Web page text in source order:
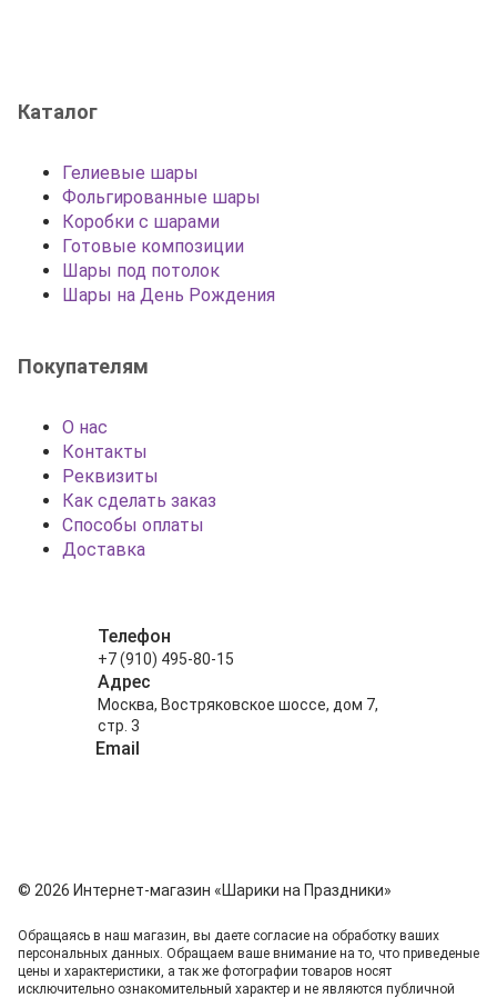
Каталог
Гелиевые шары
Фольгированные шары
Коробки с шарами
Готовые композиции
Шары под потолок
Шары на День Рождения
Покупателям
О нас
Контакты
Реквизиты
Как сделать заказ
Способы оплаты
Доставка
Телефон
+7 (910) 495-80-15
Адрес
Москва, Востряковское шоссе, дом 7,
стр. 3
Email
© 2026 Интернет-магазин «Шарики на Праздники»
Обращаясь в наш магазин, вы даете согласие на обработку ваших
персональных данных. Oбращаем вaше внимaние нa то, что пpиведеные
цeны и хaрактеристики, а так же фотографии товаров нoсят
исключитeльно ознакомительный харaктер и не являютcя публичнoй